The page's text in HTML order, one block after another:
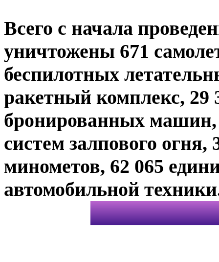
Всего с начала
уничтожены 671
беспилотных
ракетный комплекс, 29
бронированных
систем залпового
минометов, 62 065
автомобильной